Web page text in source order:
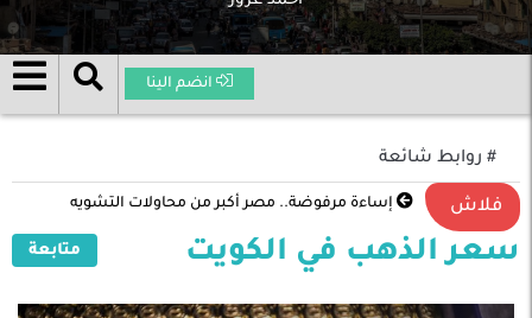
انضم الينا
# روابط شائعة
فلاش إساءة مرفوضة.. مصر أكبر من محاولات التشويه
سعر الذهب في الكويت متابعة